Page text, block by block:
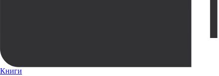
Книги